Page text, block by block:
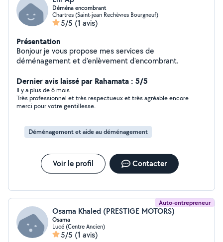
Déména encombrant
Chartres (Saint-jean Rechèvres Bourgneuf)
5/5 (1 avis)
Présentation
Bonjour je vous propose mes services de
déménagement et d'enlèvement d'encombrant.
Dernier avis laissé par Rahamata : 5/5
Il y a plus de 6 mois
Très professionnel et très respectueux et très agréable encore
merci pour votre gentillesse.
Déménagement et aide au déménagement
Voir le profil Contacter
Auto-entrepreneur
Osama Khaled (PRESTIGE MOTORS)
Osama
Lucé (Centre Ancien)
5/5 (1 avis)